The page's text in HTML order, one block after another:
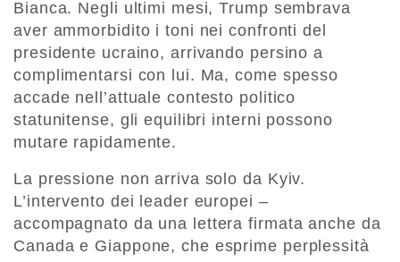
Bianca. Negli ultimi mesi, Trump sembrava
aver ammorbidito i toni nei confronti del
presidente ucraino, arrivando persino a
complimentarsi con lui. Ma, come spesso
accade nell’attuale contesto politico
statunitense, gli equilibri interni possono
mutare rapidamente.
La pressione non arriva solo da Kyiv.
L’intervento dei leader europei –
accompagnato da una lettera firmata anche da
Canada e Giappone, che esprime perplessità